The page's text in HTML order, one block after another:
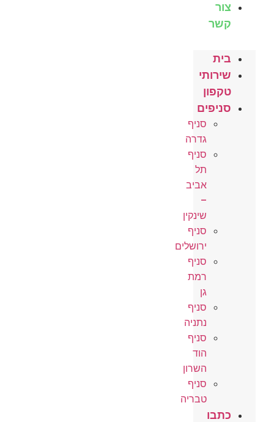
צור
קשר
בית
שירותי
טקפון
סניפים
סניף
גדרה
סניף
תל
אביב
–
שינקין
סניף
ירושלים
סניף
רמת
גן
סניף
נתניה
סניף
הוד
השרון
סניף
טבריה
כתבו